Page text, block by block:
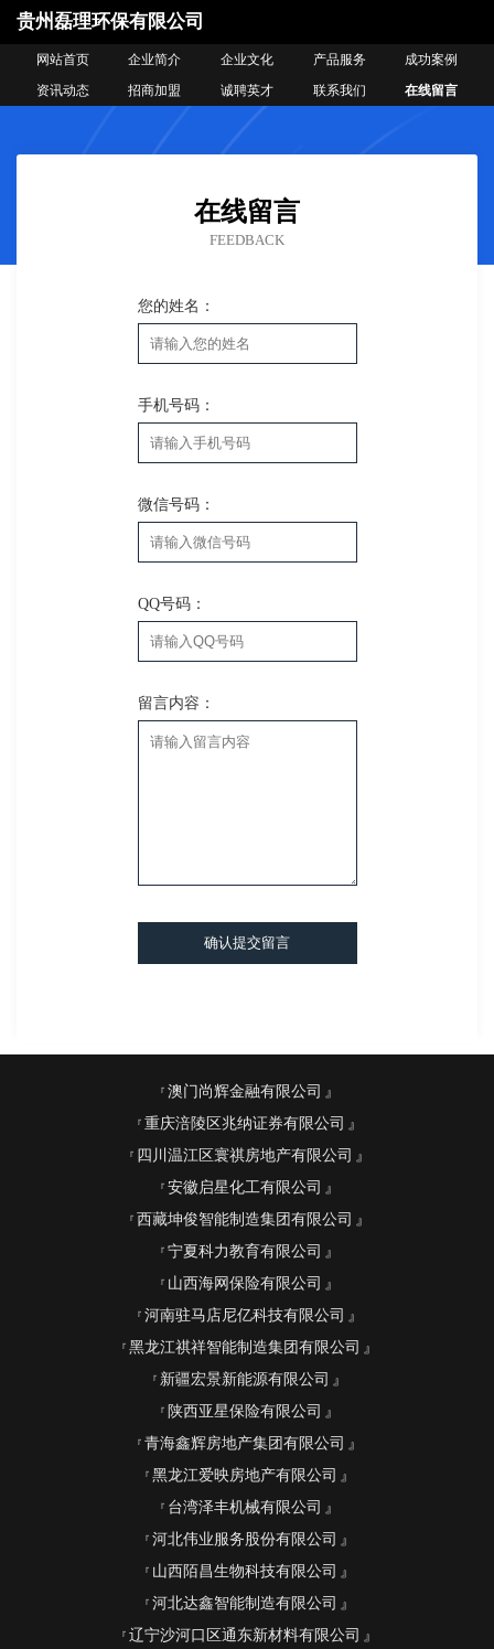
贵州磊理环保有限公司
网站首页 企业简介 企业文化 产品服务
成功案例
资讯动态
招商加盟 诚聘英才 联系我们 在线留言
在线留言
FEEDBACK
您的姓名：
手机号码：
微信号码：
QQ号码：
留言内容：
确认提交留言
澳门尚辉金融有限公司
重庆涪陵区兆纳证券有限公司
四川温江区寰祺房地产有限公司
安徽启星化工有限公司
西藏坤俊智能制造集团有限公司
宁夏科力教育有限公司
山西海网保险有限公司
河南驻马店尼亿科技有限公司
黑龙江祺祥智能制造集团有限公司
新疆宏景新能源有限公司
陕西亚星保险有限公司
青海鑫辉房地产集团有限公司
黑龙江爱映房地产有限公司
台湾泽丰机械有限公司
河北伟业服务股份有限公司
山西陌昌生物科技有限公司
河北达鑫智能制造有限公司
辽宁沙河口区通东新材料有限公司